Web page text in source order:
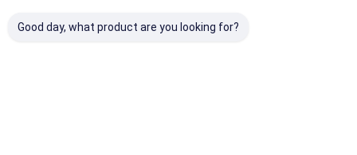
Good day, what product are you looking for?